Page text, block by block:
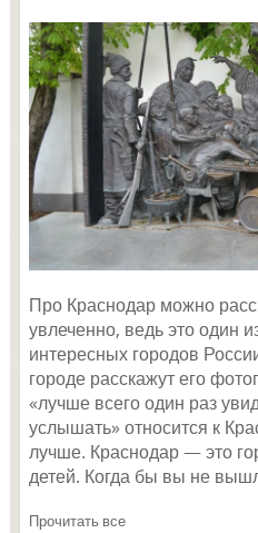
Про Краснодар можно
увлеченно, ведь это один
интересных городов
городе расскажут его
«лучше всего один раз
услышать» относится к
лучше. Краснодар — это
детей. Когда бы вы не
Прочитать все